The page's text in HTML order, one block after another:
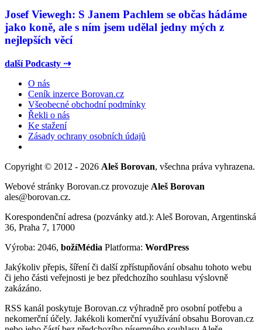
Josef Viewegh: S Janem Pachlem se občas hádáme
jako koně, ale s ním jsem udělal jedny mých z
nejlepších věcí
další Podcasty ⇢
O nás
Ceník inzerce Borovan.cz
Všeobecné obchodní podmínky
Řekli o nás
Ke stažení
Zásady ochrany osobních údajů
Copyright © 2012 - 2026 Aleš Borovan, všechna práva vyhrazena.
Webové stránky Borovan.cz provozuje Aleš Borovan
ales@borovan.cz.
Korespondenční adresa (pozvánky atd.): Aleš Borovan, Argentinská
36, Praha 7, 17000
Výroba: 2046, božíMédia Platforma: WordPress
Jakýkoliv přepis, šíření či další zpřístupňování obsahu tohoto webu
či jeho části veřejnosti je bez předchozího souhlasu výslovně
zakázáno.
RSS kanál poskytuje Borovan.cz výhradně pro osobní potřebu a
nekomerční účely. Jakékoli komerční využívání obsahu Borovan.cz